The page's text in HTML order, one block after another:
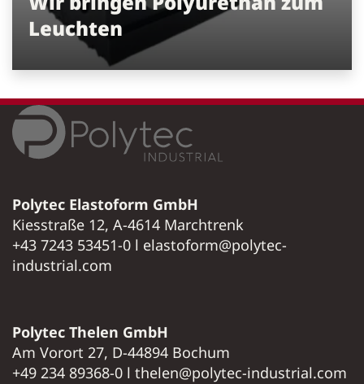
Leuchten
Polytec Elastoform GmbH
Kiesstraße 12, A-4614 Marchtrenk
+43 7243 53451-0 l elastoform@polytec-
industrial.com
Polytec Thelen GmbH
Am Vorort 27, D-44894 Bochum
+49 234 89368-0 l thelen@polytec-industrial.com